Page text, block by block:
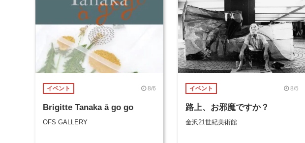
イベント 8/6
Brigitte Tanaka ā go go
OFS GALLERY
イベント 8/5
路上、お邪魔ですか？
金沢21世紀美術館